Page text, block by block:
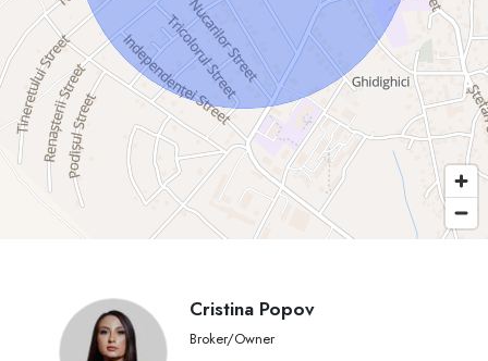
Cristina Popov
Broker/Owner